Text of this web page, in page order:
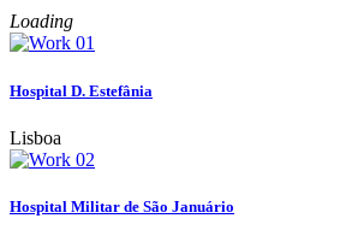
Loading
Hospital D. Estefânia
Lisboa
Hospital Militar de São Januário